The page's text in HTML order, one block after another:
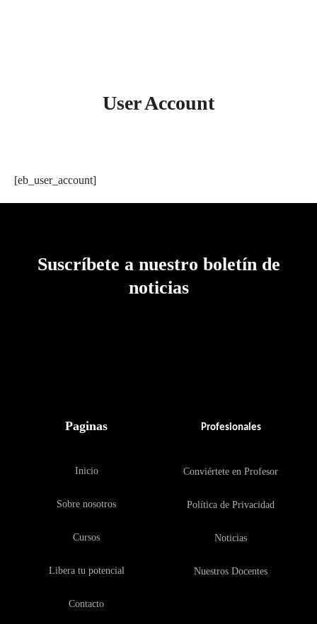
User Account
[eb_user_account]
Suscríbete a nuestro boletín de
noticias
Paginas
Inicio
Sobre nosotros
Cursos
Libera tu potencial
Contacto
Profesionales
Conviértete en Profesor
Política de Privacidad
Noticias
Nuestros Docentes